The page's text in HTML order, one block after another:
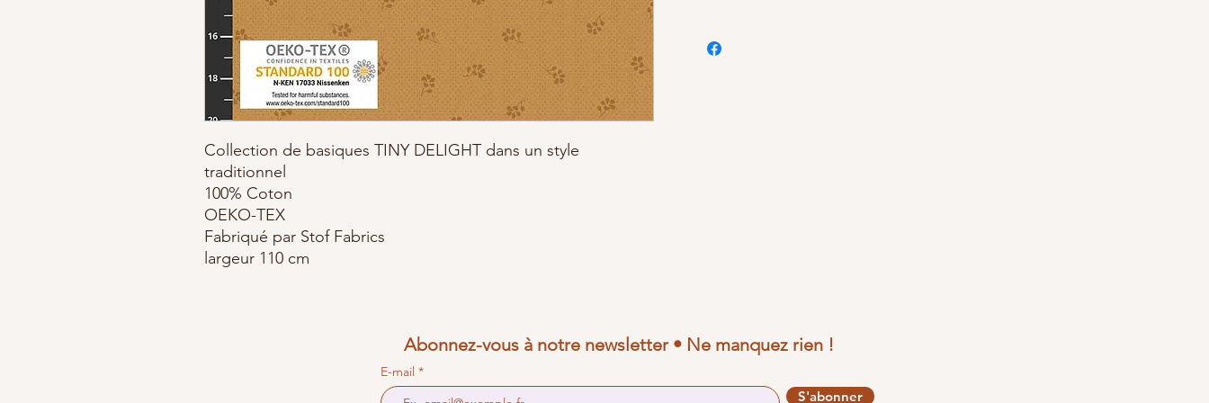
Collection de basiques TINY DELIGHT dans un style
traditionnel
100% Coton
OEKO-TEX
Fabriqué par Stof Fabrics
largeur 110 cm
Abonnez-vous à notre newsletter • Ne manquez rien !
E-mail
S'abonner